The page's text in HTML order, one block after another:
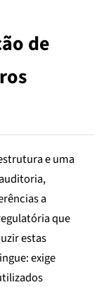
de
e uma
a
que
estas
exige